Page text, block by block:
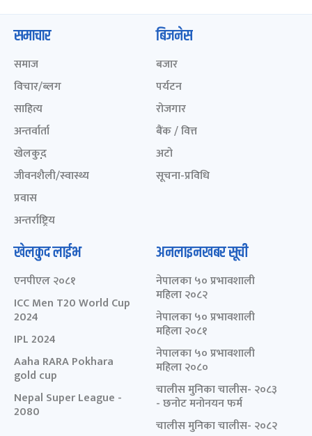
समाचार
समाज
विचार/ब्लग
साहित्य
अन्तर्वार्ता
खेलकुद़़
जीवनशैली/स्वास्थ्य
प्रवास
अन्तर्राष्ट्रिय
बिजनेस
बजार
पर्यटन
रोजगार
बैंक / वित्त
अटो
सूचना-प्रविधि
खेलकुद लाईभ
एनपीएल २०८१
ICC Men T20 World Cup
2024
IPL 2024
Aaha RARA Pokhara
gold cup
Nepal Super League -
2080
अनलाइनखबर सूची
नेपालका ५० प्रभावशाली
महिला २०८२
नेपालका ५० प्रभावशाली
महिला २०८१
नेपालका ५० प्रभावशाली
महिला २०८०
चालीस मुनिका चालीस- २०८३
- छनोट मनोनयन फर्म
चालीस मुनिका चालीस- २०८२